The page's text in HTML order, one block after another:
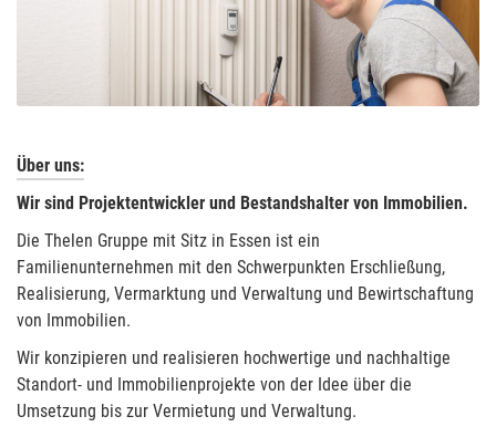
Über uns:
Wir sind Projektentwickler und Bestandshalter von Immobilien.
Die Thelen Gruppe mit Sitz in Essen ist ein
Familienunternehmen mit den Schwerpunkten Erschließung,
Realisierung, Vermarktung und Verwaltung und Bewirtschaftung
von Immobilien.
Wir konzipieren und realisieren hochwertige und nachhaltige
Standort- und Immobilienprojekte von der Idee über die
Umsetzung bis zur Vermietung und Verwaltung.